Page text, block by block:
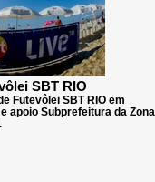
SBT RIO
Futevôlei SBT RIO em
apoio Subprefeitura da Zona